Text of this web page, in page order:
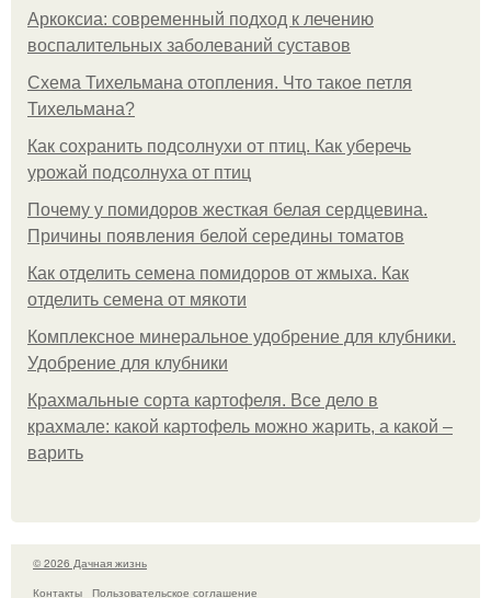
Аркоксиа: современный подход к лечению
воспалительных заболеваний суставов
Схема Тихельмана отопления. Что такое петля
Тихельмана?
Как сохранить подсолнухи от птиц. Как уберечь
урожай подсолнуха от птиц
Почему у помидоров жесткая белая сердцевина.
Причины появления белой середины томатов
Как отделить семена помидоров от жмыха. Как
отделить семена от мякоти
Комплексное минеральное удобрение для клубники.
Удобрение для клубники
Крахмальные сорта картофеля. Все дело в
крахмале: какой картофель можно жарить, а какой –
варить
© 2026 Дачная жизнь
Контакты
Пользовательское соглашение